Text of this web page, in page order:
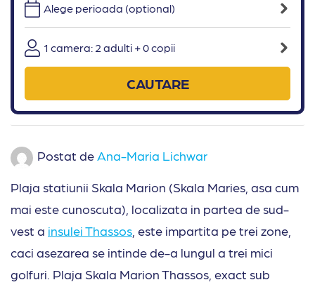
Alege perioada (optional)
1 camera: 2 adulti + 0 copii
CAUTARE
Postat de Ana-Maria Lichwar
Plaja statiunii Skala Marion (Skala Maries, asa cum
mai este cunoscuta), localizata in partea de sud-
vest a insulei Thassos , este impartita pe trei zone,
caci asezarea se intinde de-a lungul a trei mici
golfuri. Plaja Skala Marion Thassos, exact sub